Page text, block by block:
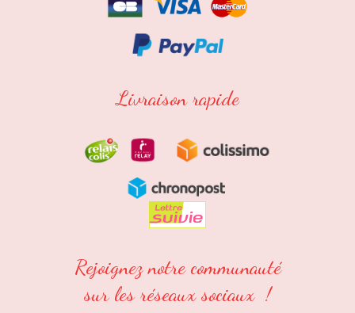
Livraison rapide
Rejoignez notre communauté
sur les réseaux sociaux !